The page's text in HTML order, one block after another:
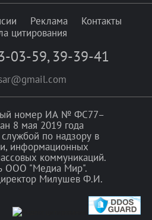
Реклама
Контакты
цитирования
03-59, 39-39-41
номер ИА № ФС77–
8 мая 2019 года
по надзору в
информационных
коммуникаций.
ООО "Медиа Мир".
Милушев Ф.И.